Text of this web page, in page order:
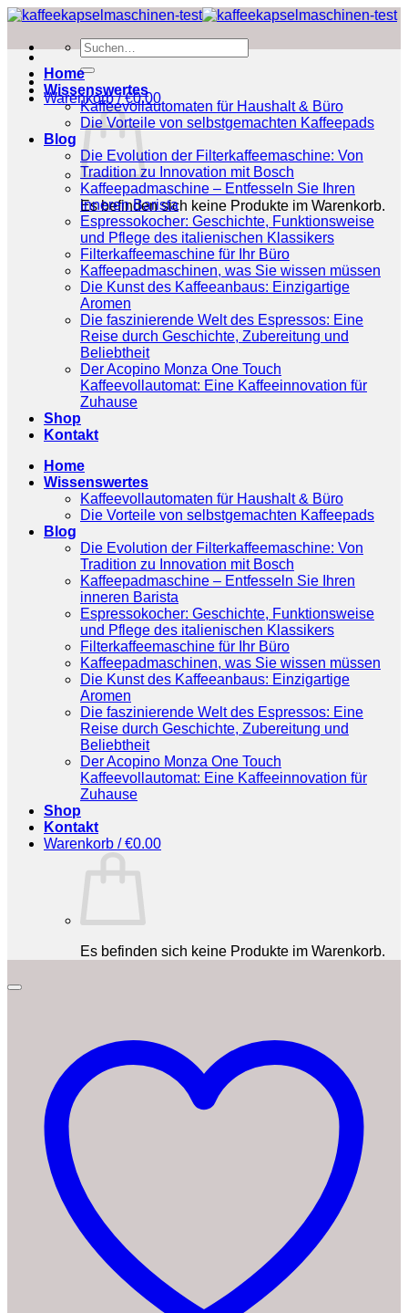
Zum
springen
Suchen
nach:
Warenkorb /€0.00
Es befinden sich keine Produkte im Warenkorb.
Home
Wissenswertes
Kaffeevollautomaten für Haushalt & Büro
Die Vorteile von selbstgemachten Kaffeepads
Blog
Die Evolution der Filterkaffeemaschine: Von
Tradition zu Innovation mit Bosch
Kaffeepadmaschine – Entfesseln Sie Ihren
inneren Barista
Espressokocher: Geschichte, Funktionsweise
und Pflege des italienischen Klassikers
Filterkaffeemaschine für Ihr Büro
Kaffeepadmaschinen, was Sie wissen müssen
Die Kunst des Kaffeeanbaus: Einzigartige
Aromen
Die faszinierende Welt des Espressos: Eine
Reise durch Geschichte, Zubereitung und
Beliebtheit
Der Acopino Monza One Touch
Kaffeevollautomat: Eine Kaffeeinnovation für
Zuhause
Shop
Kontakt
Home
Wissenswertes
Kaffeevollautomaten für Haushalt & Büro
Die Vorteile von selbstgemachten Kaffeepads
Blog
Die Evolution der Filterkaffeemaschine: Von
Tradition zu Innovation mit Bosch
Kaffeepadmaschine – Entfesseln Sie Ihren
inneren Barista
Espressokocher: Geschichte, Funktionsweise
und Pflege des italienischen Klassikers
Filterkaffeemaschine für Ihr Büro
Kaffeepadmaschinen, was Sie wissen müssen
Die Kunst des Kaffeeanbaus: Einzigartige
Aromen
Die faszinierende Welt des Espressos: Eine
Reise durch Geschichte, Zubereitung und
Beliebtheit
Der Acopino Monza One Touch
Kaffeevollautomat: Eine Kaffeeinnovation für
Zuhause
Shop
Kontakt
Warenkorb /€0.00
Es befinden sich keine Produkte im Warenkorb.